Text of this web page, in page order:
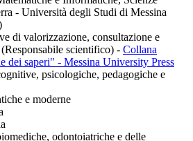
- Università degli Studi di Messina
di valorizzazione, consultazione e
scientifico) - Collana
dei saperi" - Messina University Press
psicologiche, pedagogiche e
e moderne
odontoiatriche e delle